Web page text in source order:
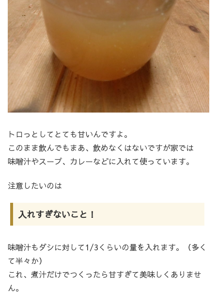
トロっとしてとても甘いんですよ。
このまま飲んでもまあ、飲めなくはないですが家では
味噌汁やスープ、カレーなどに入れて使っています。
注意したいのは
入れすぎないこと！
味噌汁もダシに対して1/3くらいの量を入れます。（多く
て半々か）
これ、煮汁だけでつくったら甘すぎて美味しくありませ
ん。